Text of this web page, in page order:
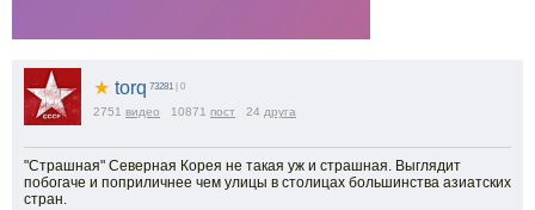
★ torq 73281 | 0
2751 видео 10871 пост 24 друга
"Страшная" Северная Корея не такая уж и страшная. Выглядит
побогаче и поприличнее чем улицы в столицах большинства азиатских
стран.